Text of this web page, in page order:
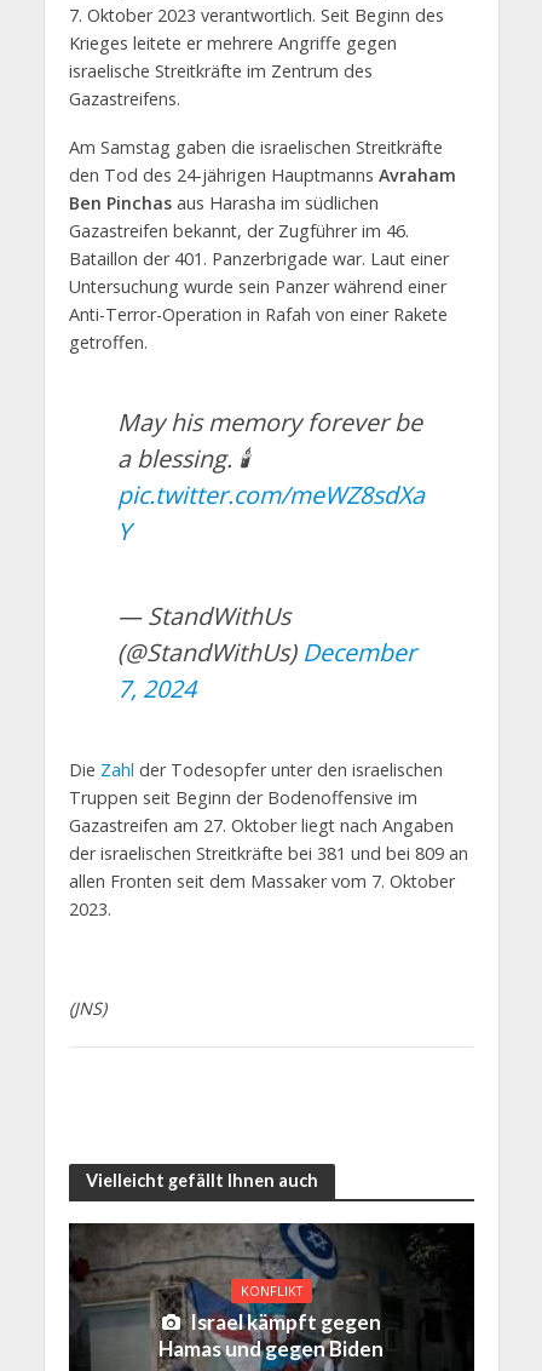
7. Oktober 2023 verantwortlich. Seit Beginn des
Krieges leitete er mehrere Angriffe gegen
israelische Streitkräfte im Zentrum des
Gazastreifens.
Am Samstag gaben die israelischen Streitkräfte
den Tod des 24-jährigen Hauptmanns Avraham
Ben Pinchasaus Harasha im südlichen
Gazastreifen bekannt, der Zugführer im 46.
Bataillon der 401. Panzerbrigade war. Laut einer
Untersuchung wurde sein Panzer während einer
Anti-Terror-Operation in Rafah von einer Rakete
getroffen.
May his memory forever be
a blessing. 🕯️
pic.twitter.com/meWZ8sdXa
Y
— StandWithUs
(@StandWithUs) December
7, 2024
Die Zahl der Todesopfer unter den israelischen
Truppen seit Beginn der Bodenoffensive im
Gazastreifen am 27. Oktober liegt nach Angaben
der israelischen Streitkräfte bei 381 und bei 809 an
allen Fronten seit dem Massaker vom 7. Oktober
2023.
(JNS)
Vielleicht gefällt Ihnen auch
KONFLIKT
Israel kämpft gegen
Hamas und gegen Biden